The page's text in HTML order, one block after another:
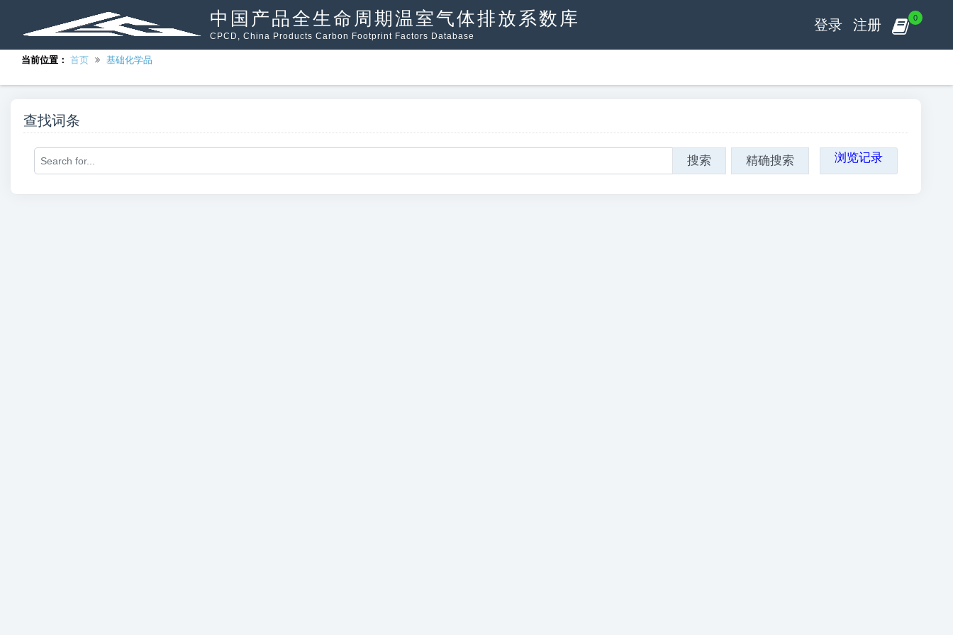
0
注册
登录
中国产品全生命周期温室气体排放系数库
CPCD, China Products Carbon Footprint Factors Database
当前位置： 首页 基础化学品
查找词条
搜索 精确搜索 浏览记录